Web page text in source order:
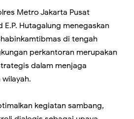
Metro Jakarta Pusat
E.P. Hutagalung menegaskan
di tengah
perkantoran merupakan
dalam menjaga
kegiatan sambang,